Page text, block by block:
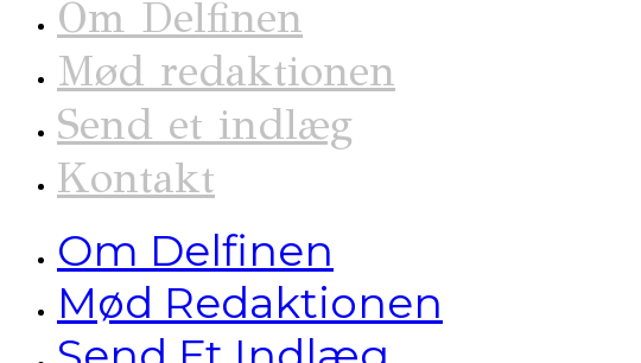
Om Delfinen
Mød redaktionen
Send et indlæg
Kontakt
Om Delfinen
Mød Redaktionen